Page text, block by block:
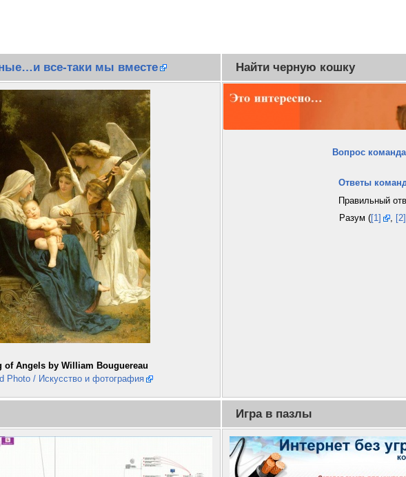
все-таки мы вместе Найти черную кошку
of Angels by William Bouguereau
Photo / Искусство и фотография
Вопрос
Ответы
Правильный
Разум ([1] , [2]
Игра в пазлы